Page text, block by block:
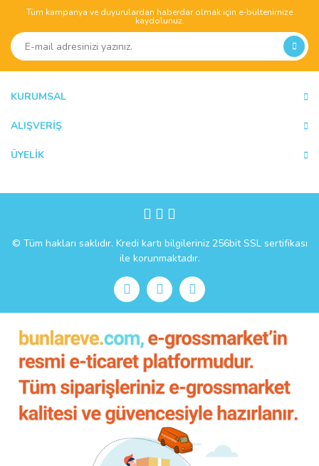
Yorum Yaz
Ürün açıklamasında eksik bilgiler bulunuyor.
Ürün bilgilerinde hatalar bulunuyor.
Tüm kampanya ve duyurulardan haberdar olmak için e-bültenimize
kaydolunuz.
KURUMSAL
ALIŞVERİŞ
ÜYELİK
© Tüm hakları saklıdır. Kredi kartı bilgileriniz 256bit SSL sertifikası
ile korunmaktadır.